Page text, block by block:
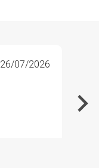
26/07/2026